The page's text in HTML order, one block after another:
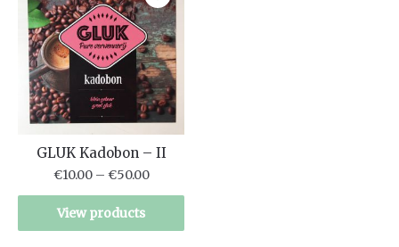
GLUK Kadobon – II
€10.00– €50.00
View products